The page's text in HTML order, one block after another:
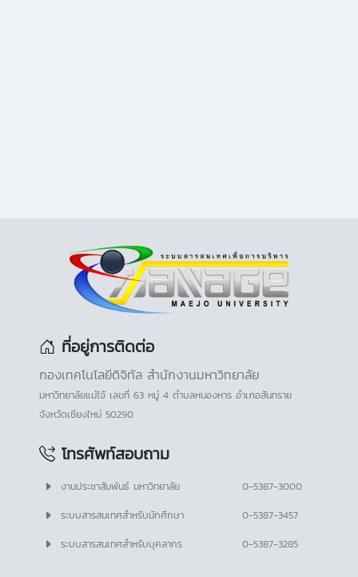
ที่อยู่การติดต่อ
กองเทคโนโลยีดิจิทัล สำนักงานมหาวิทยาลัย
มหาวิทยาลัยแม่โจ้ เลขที่ 63 หมู่ 4 ตำบลหนองหาร อำเภอสันทราย
จังหวัดเชียงใหม่ 50290
โทรศัพท์สอบถาม
งานประชาสัมพันธ์ มหาวิทยาลัย
0-5387-3000
ระบบสารสนเทศสำหรับนักศึกษา
0-5387-3457
ระบบสารสนเทศสำหรับบุคลากร
0-5387-3285